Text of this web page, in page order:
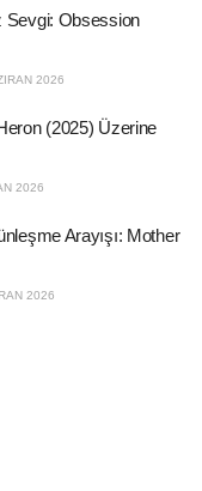
Sevgi: Obsession
2026
(2025) Üzerine
2026
Arayışı: Mother
2026